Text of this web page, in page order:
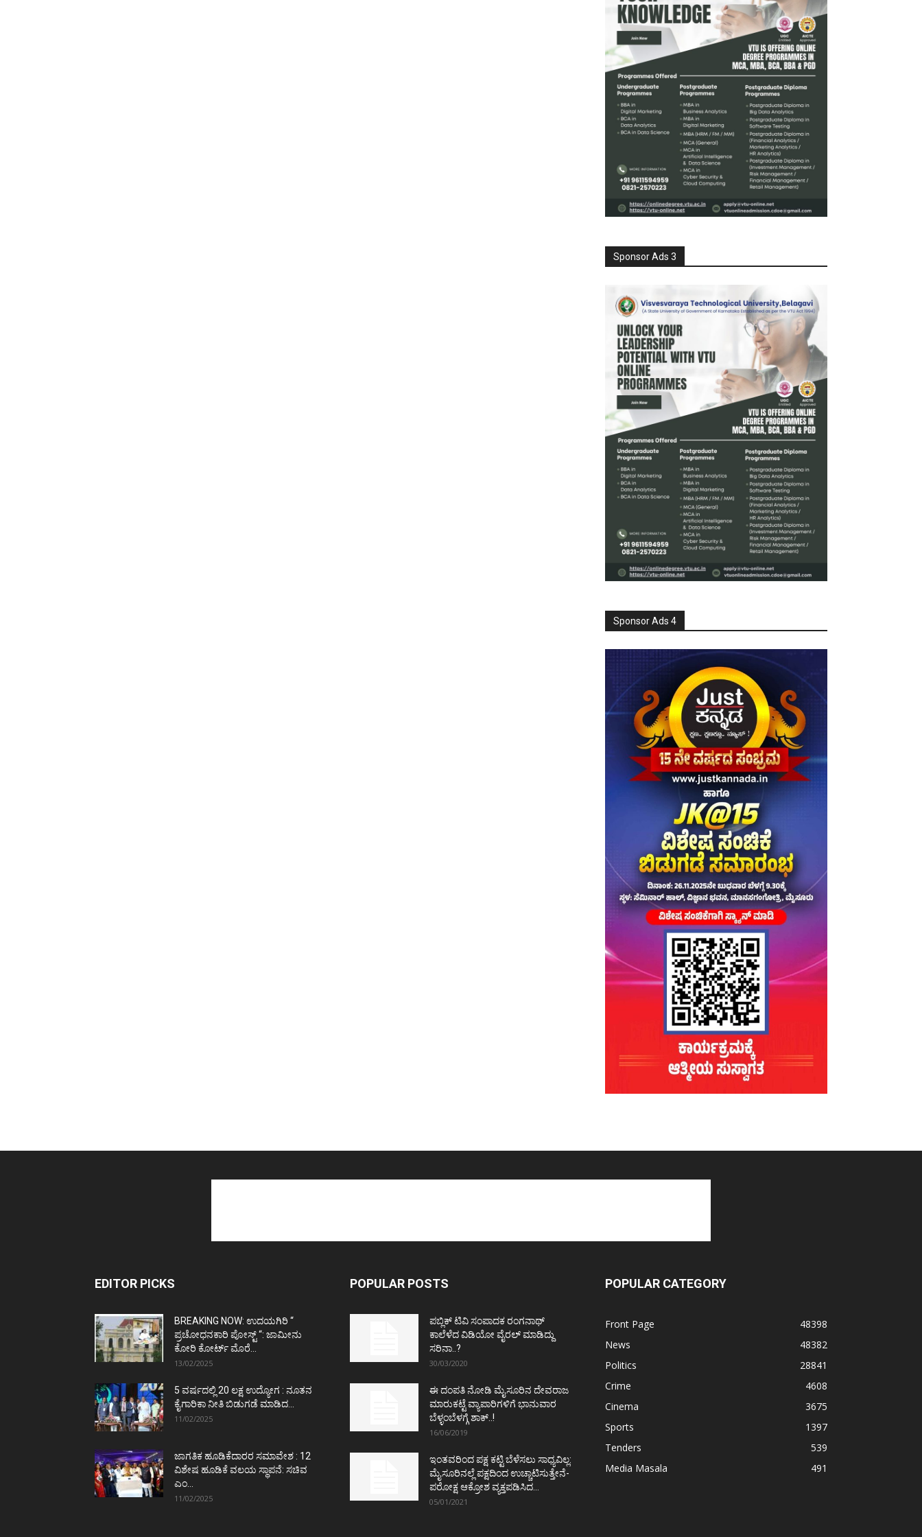
Sponsor Ads 3
Sponsor Ads 4
EDITOR PICKS
BREAKING NOW: ಉದಯಗಿರಿ “
ಪ್ರಚೋಧನಕಾರಿ ಪೋಸ್ಟ್‌ “: ಜಾಮೀನು
ಕೋರಿ ಕೋರ್ಟ್‌ ಮೊರೆ...
13/02/2025
5 ವರ್ಷದಲ್ಲಿ 20 ಲಕ್ಷ ಉದ್ಯೋಗ : ನೂತನ
ಕೈಗಾರಿಕಾ ನೀತಿ ಬಿಡುಗಡೆ ಮಾಡಿದ...
11/02/2025
ಜಾಗತಿಕ ಹೂಡಿಕೆದಾರರ ಸಮಾವೇಶ : 12
ವಿಶೇಷ ಹೂಡಿಕೆ ವಲಯ ಸ್ಥಾಪನೆ: ಸಚಿವ
ಎಂ...
11/02/2025
POPULAR POSTS
ಪಬ್ಲಿಕ್ ಟಿವಿ ಸಂಪಾದಕ ರಂಗನಾಥ್
ಕಾಲೆಳೆದ ವಿಡಿಯೋ ವೈರಲ್ ಮಾಡಿದ್ದು
ಸರಿನಾ..?
30/03/2020
ಈ ದಂಪತಿ ನೋಡಿ ಮೈಸೂರಿನ ದೇವರಾಜ
ಮಾರುಕಟ್ಟೆ ವ್ಯಾಪಾರಿಗಳಿಗೆ ಭಾನುವಾರ
ಬೆಳ್ಳಂಬೆಳಗ್ಗೆ ಶಾಕ್..!
16/06/2019
ಇಂತವರಿಂದ ಪಕ್ಷ ಕಟ್ಟಿ ಬೆಳೆಸಲು ಸಾಧ್ಯವಿಲ್ಲ:
ಮೈಸೂರಿನಲ್ಲೆ ಪಕ್ಷದಿಂದ ಉಚ್ಚಾಟಿಸುತ್ತೇನೆ-
ಪರೋಕ್ಷ ಆಕ್ರೋಶ ವ್ಯಕ್ತಪಡಿಸಿದ...
05/01/2021
POPULAR CATEGORY
Front Page
48398
News
48382
Politics
28841
Crime
4608
Cinema
3675
Sports
1397
Tenders
539
Media Masala
491